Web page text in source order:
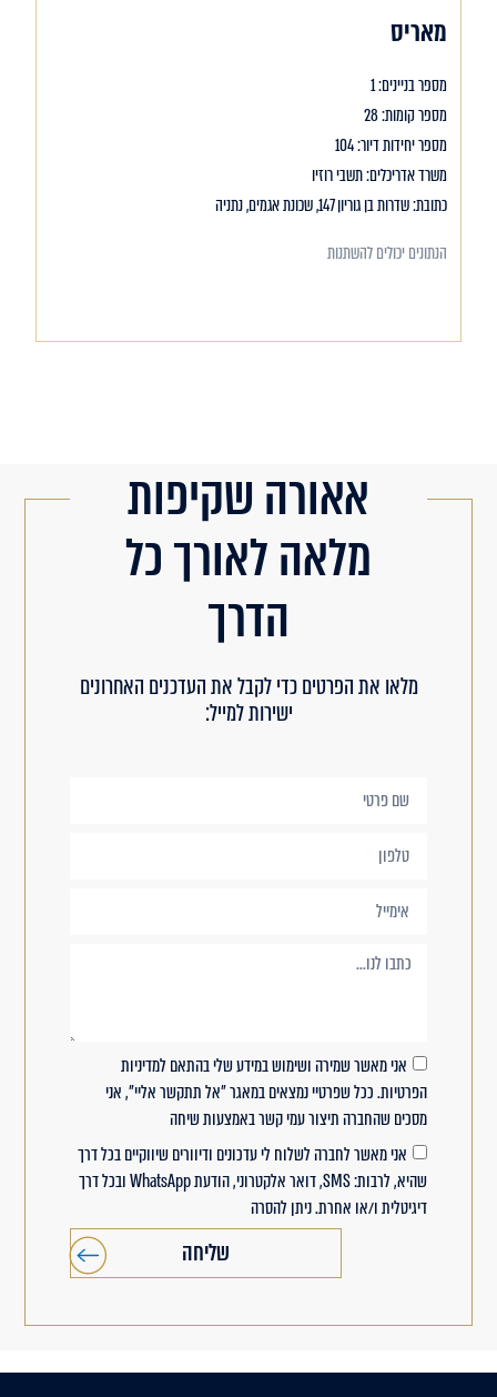
מאריס
מספר בניינים: 1
מספר קומות: 28
מספר יחידות דיור: 104
משרד אדריכלים: תשבי רוזיו
כתובת: שדרות בן גוריון 147, שכונת אגמים, נתניה
הנתונים יכולים להשתנות
אאורה שקיפות
מלאה לאורך כל
הדרך
מלאו את הפרטים כדי לקבל את העדכנים האחרונים
ישירות למייל:
אני מאשר שמירה ושימוש במידע שלי בהתאם למדיניות
הפרטיות. ככל שפרטיי נמצאים במאגר "אל תתקשר אליי", אני
מסכים שהחברה תיצור עמי קשר באמצעות שיחה
אני מאשר לחברה לשלוח לי עדכונים ודיוורים שיווקיים בכל דרך
שהיא, לרבות: SMS, דואר אלקטרוני, הודעת WhatsApp ובכל דרך
דיגיטלית ו/או אחרת. ניתן להסרה
שליחה